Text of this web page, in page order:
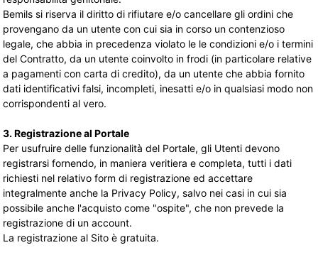
Bemils si riserva il diritto di rifiutare e/o cancellare gli ordini che
provengano da un utente con cui sia in corso un contenzioso
legale, che abbia in precedenza violato le le condizioni e/o i termini
del Contratto, da un utente coinvolto in frodi (in particolare relative
a pagamenti con carta di credito), da un utente che abbia fornito
dati identificativi falsi, incompleti, inesatti e/o in qualsiasi modo non
corrispondenti al vero.
3. Registrazione al Portale
Per usufruire delle funzionalità del Portale, gli Utenti devono
registrarsi fornendo, in maniera veritiera e completa, tutti i dati
richiesti nel relativo form di registrazione ed accettare
integralmente anche la Privacy Policy, salvo nei casi in cui sia
possibile anche l'acquisto come "ospite", che non prevede la
registrazione di un account.
La registrazione al Sito è gratuita.